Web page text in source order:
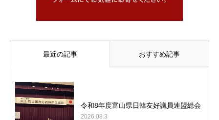
最近の記事 おすすめ記事
令和8年度富山県日韓友好議員連盟総会
2026.08.3